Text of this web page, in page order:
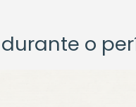
o